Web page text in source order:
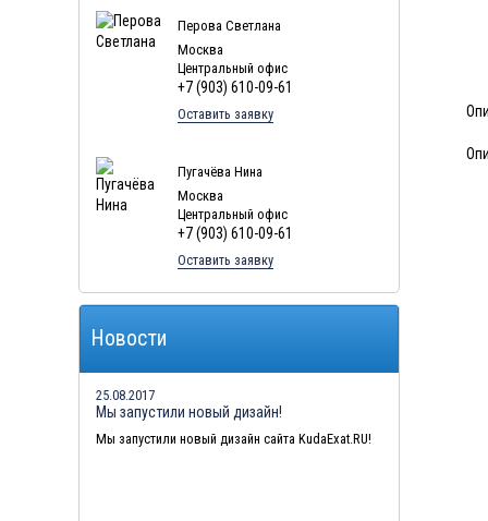
Перова Светлана
Москва
Центральный офис
+7 (903) 610-09-61
Оставить заявку
Пугачёва Нина
Москва
Центральный офис
+7 (903) 610-09-61
Оставить заявку
Новости
25.08.2017
Мы запустили новый дизайн!
Мы запустили новый дизайн сайта KudaExat.RU!